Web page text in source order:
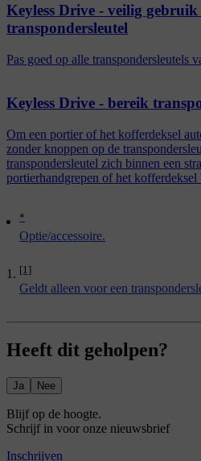
*
Optie/accessoire.
[1]
Geldt alleen voor een
Keyless Drive - veilig
transpondersleutel
Pas goed op alle transpondersleutels
Keyless Drive - bereik
Om een portier of het kofferdeksel
zonder knoppen op de
transpondersleutel zich binnen een
portierhandgrepen of het kofferdeksel
Heeft dit geholpen?
Ja Nee